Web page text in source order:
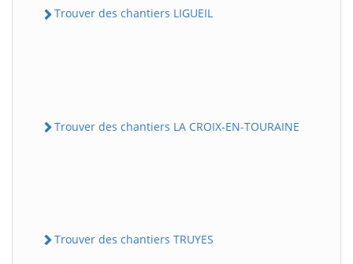
Trouver des chantiers LIGUEIL
Trouver des chantiers LA CROIX-EN-TOURAINE
Trouver des chantiers TRUYES